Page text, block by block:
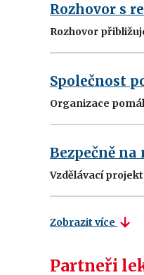
Rozhovor s
Rozhovor
Společnost
Organizace
Bezpečně na
Vzdělávací
Zobrazit více
Partneři